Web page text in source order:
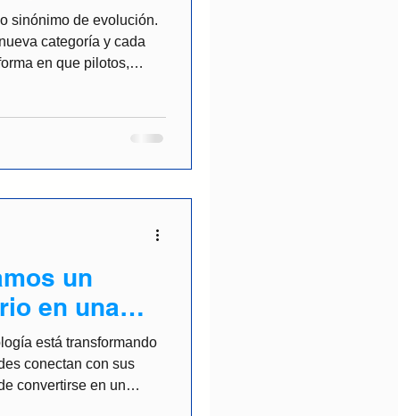
sinónimo de evolución.
categoría y cada
en que pilotos,
y se crean
un
en una
está transformando
conectan con sus
convertirse en un